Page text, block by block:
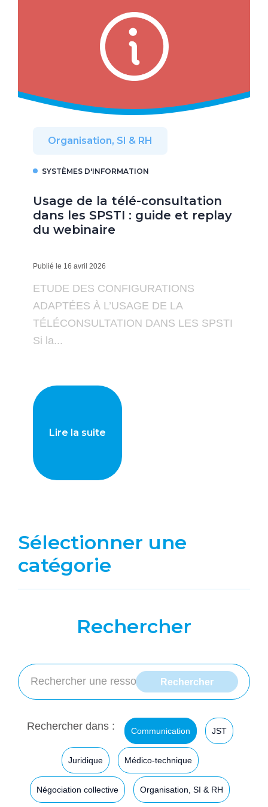
Organisation, SI & RH
SYSTÈMES D'INFORMATION
Usage de la télé-consultation
dans les SPSTI : guide et replay
du webinaire
Publié le 16 avril 2026
ETUDE DES CONFIGURATIONS
ADAPTÉES À L’USAGE DE LA
TÉLÉCONSULTATION DANS LES SPSTI
Si la...
Lire la suite
Sélectionner une
catégorie
Rechercher
Rechercher dans : Communication JST
Juridique Médico-technique
Négociation collective Organisation, SI & RH